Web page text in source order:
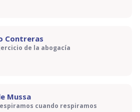
Contreras
de la abogacía
Mussa
cuando respiramos